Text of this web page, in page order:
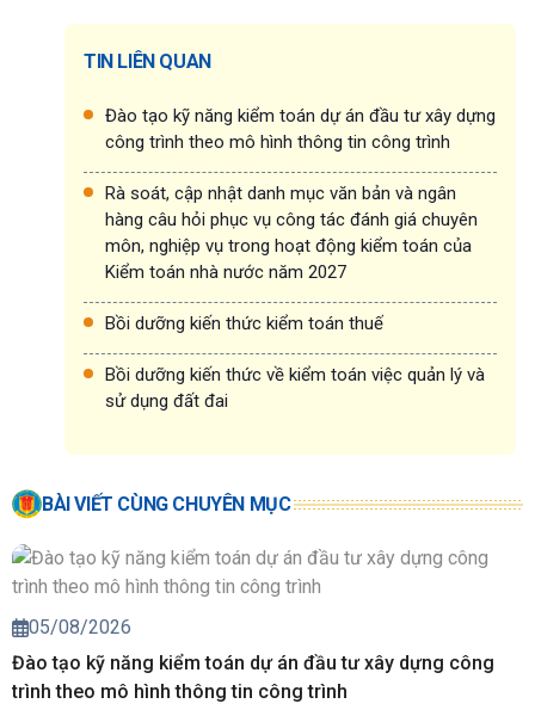
TIN LIÊN QUAN
Đào tạo kỹ năng kiểm toán dự án đầu tư xây dựng
công trình theo mô hình thông tin công trình
Rà soát, cập nhật danh mục văn bản và ngân
hàng câu hỏi phục vụ công tác đánh giá chuyên
môn, nghiệp vụ trong hoạt động kiểm toán của
Kiểm toán nhà nước năm 2027
Bồi dưỡng kiến thức kiểm toán thuế
Bồi dưỡng kiến thức về kiểm toán việc quản lý và
sử dụng đất đai
BÀI VIẾT CÙNG CHUYÊN MỤC
05/08/2026
Đào tạo kỹ năng kiểm toán dự án đầu tư xây dựng công
trình theo mô hình thông tin công trình